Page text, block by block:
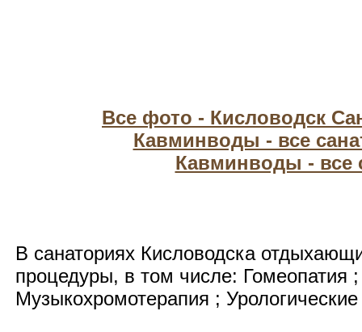
Все фото - Кисловодск
Кавминводы - все
Кавминводы - все
В санаториях Кисловодска
процедуры, в том числе: Гомеопатия
Музыкохромотерапия ;